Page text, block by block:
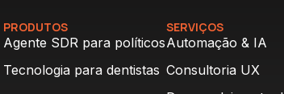
PRODUTOS
Agente SDR para políticos
Tecnologia para dentistas
SERVIÇOS
Automação & IA
Consultoria UX